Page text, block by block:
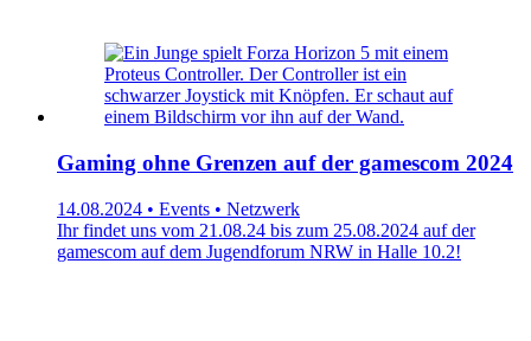
Gaming ohne Grenzen auf der gamescom 2024
14.08.2024 • Events • Netzwerk
Ihr findet uns vom 21.08.24 bis zum 25.08.2024 auf der
gamescom auf dem Jugendforum NRW in Halle 10.2!